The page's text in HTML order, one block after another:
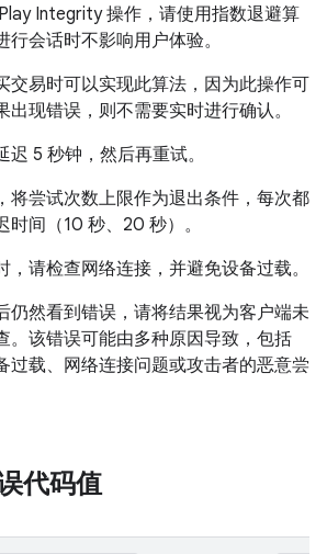
Integrity 操作，请使用指数退避算
会话时不影响用户体验。
交易时可以实现此算法，因为此操作可
出现错误，则不需要实时进行确认。
5 秒钟，然后再重试。
将尝试次数上限作为退出条件，每次都
时间（10 秒、20 秒）。
，请检查网络连接，并避免设备过载。
仍然看到错误，请将结果视为客户端未
。该错误可能由多种原因导致，包括
过载、网络连接问题或攻击者的恶意尝
代码值